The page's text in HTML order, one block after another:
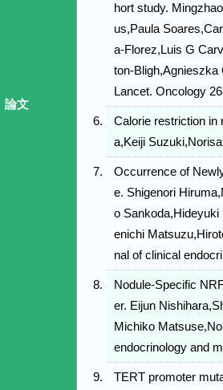
論文
hort study.
us,Paula
a-Florez,Luis G
ton-Bligh,Agnieszka
Lancet. Oncology
Calorie restriction in
a,Keiji
Occurrence of
e. Shigenori
o
enichi
nal of clinical
Nodule-Specific
er. Eijun
Michiko
endocrinology and
TERT promoter